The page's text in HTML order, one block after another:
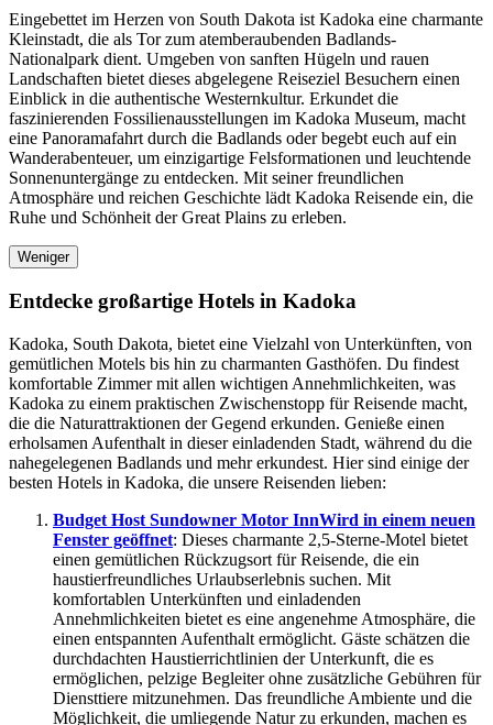
Eingebettet im Herzen von South Dakota ist Kadoka eine charmante
Kleinstadt, die als Tor zum atemberaubenden Badlands-
Nationalpark dient. Umgeben von sanften Hügeln und rauen
Landschaften bietet dieses abgelegene Reiseziel Besuchern einen
Einblick in die authentische Westernkultur. Erkundet die
faszinierenden Fossilienausstellungen im Kadoka Museum, macht
eine Panoramafahrt durch die Badlands oder begebt euch auf ein
Wanderabenteuer, um einzigartige Felsformationen und leuchtende
Sonnenuntergänge zu entdecken. Mit seiner freundlichen
Atmosphäre und reichen Geschichte lädt Kadoka Reisende ein, die
Ruhe und Schönheit der Great Plains zu erleben.
Weniger
Entdecke großartige Hotels in Kadoka
Kadoka, South Dakota, bietet eine Vielzahl von Unterkünften, von
gemütlichen Motels bis hin zu charmanten Gasthöfen. Du findest
komfortable Zimmer mit allen wichtigen Annehmlichkeiten, was
Kadoka zu einem praktischen Zwischenstopp für Reisende macht,
die die Naturattraktionen der Gegend erkunden. Genieße einen
erholsamen Aufenthalt in dieser einladenden Stadt, während du die
nahegelegenen Badlands und mehr erkundest. Hier sind einige der
besten Hotels in Kadoka, die unsere Reisenden lieben:
Budget Host Sundowner Motor InnWird in einem neuen
Fenster geöffnet: Dieses charmante 2,5-Sterne-Motel bietet
einen gemütlichen Rückzugsort für Reisende, die ein
haustierfreundliches Urlaubserlebnis suchen. Mit
komfortablen Unterkünften und einladenden
Annehmlichkeiten bietet es eine angenehme Atmosphäre, die
einen entspannten Aufenthalt ermöglicht. Gäste schätzen die
durchdachten Haustierrichtlinien der Unterkunft, die es
ermöglichen, pelzige Begleiter ohne zusätzliche Gebühren für
Diensttiere mitzunehmen. Das freundliche Ambiente und die
Möglichkeit, die umliegende Natur zu erkunden, machen es